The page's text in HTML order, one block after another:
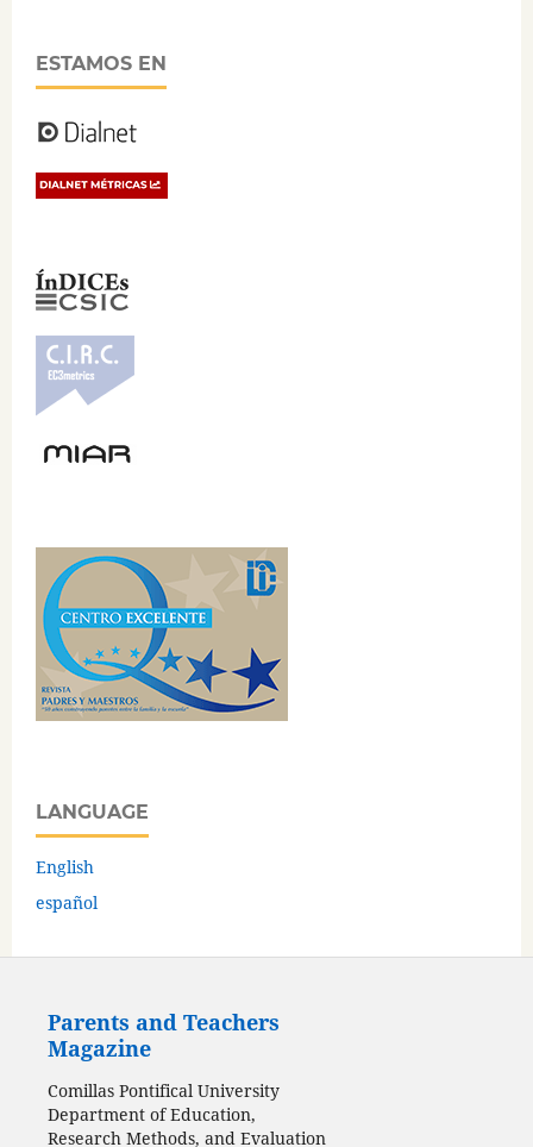
ESTAMOS EN
LANGUAGE
English
español
Parents and Teachers
Magazine
Comillas Pontifical University
Department of Education,
Research Methods, and Evaluation